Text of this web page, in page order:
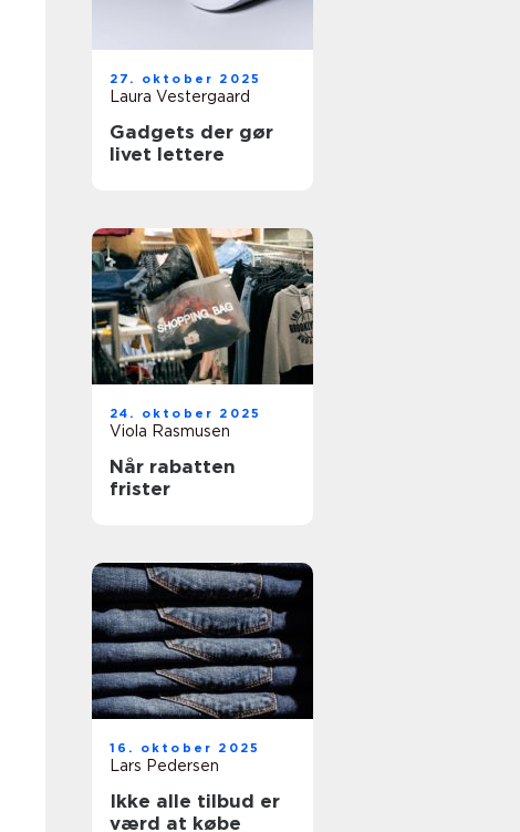
27. oktober 2025
Laura Vestergaard
Gadgets der gør
livet lettere
24. oktober 2025
Viola Rasmusen
Når rabatten
frister
16. oktober 2025
Lars Pedersen
Ikke alle tilbud er
værd at købe